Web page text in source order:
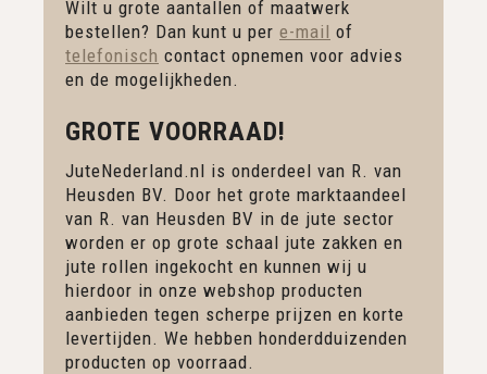
Wilt u grote aantallen of maatwerk
bestellen? Dan kunt u per e-mail of
telefonisch contact opnemen voor advies
en de mogelijkheden.
GROTE VOORRAAD!
JuteNederland.nl is onderdeel van R. van
Heusden BV. Door het grote marktaandeel
van R. van Heusden BV in de jute sector
worden er op grote schaal jute zakken en
jute rollen ingekocht en kunnen wij u
hierdoor in onze webshop producten
aanbieden tegen scherpe prijzen en korte
levertijden. We hebben honderdduizenden
producten op voorraad.